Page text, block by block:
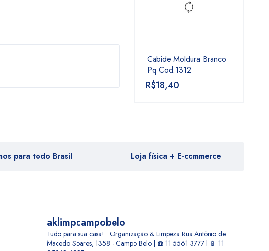
Cabide Moldura Branco
Pq Cod.1312
R$18,40
para todo Brasil Loja física + E-commerce
aklimpcampobelo
Tudo para sua casa! • Organização & Limpeza Rua Antônio de
Macedo Soares, 1358 - Campo Belo | ☎️ 11 5561 3777 l 📱 11